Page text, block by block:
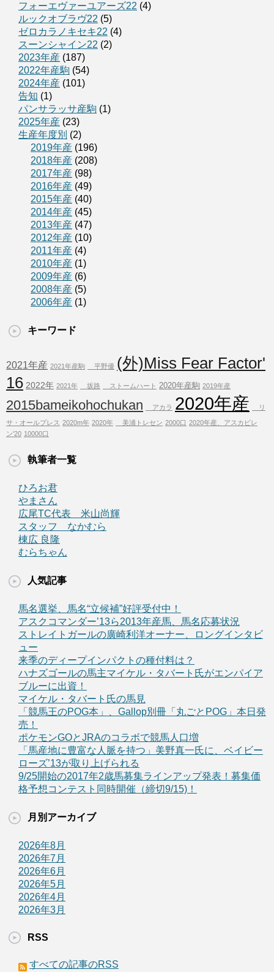
フォーエヴァーユアーズ22 (4)
ルックオブラヴ22 (5)
ゼロカラノキセキ22 (4)
スーンシャイン22 (2)
2023年産 (187)
2022年産駒 (54)
2024年産 (101)
告知 (1)
パンサラッサ産駒 (1)
2025年産 (23)
生産年度別 (2)
2019年産 (196)
2018年産 (208)
2017年産 (98)
2016年産 (49)
2015年産 (40)
2014年産 (45)
2013年産 (47)
2012年産 (10)
2011年産 (4)
2010年産 (1)
2009年産 (6)
2008年産 (5)
2006年産 (1)
キーワード
2021年産 2021年産駒 平野優 (外)Miss Fear Factor'
16 2022年 2021年 坂路 ストームハート 2020年産駒 2019年産
2015bameikohochukan アカラ 2020年産 リ
サ・オールプレス 2020m年 2020年 美浦トレセン 2000口 2020年産、アスカビレ
ン'20 10000口
執筆者一覧
ひろお君
やまさん
広尾TC代表 米山尚輝
スタッフ なかむら
棟広 良隆
むらちゃん
人気記事
馬名選挙、馬名“立候補”好評受付中！
アスクコマンダー’13ら2013年産馬、馬名応募状況
ストレイトガールの廣崎利洋オーナー、ロングインタビ
ュー
来季のディープインパクトの種付料は？
ハナズゴールの馬主マイケル・タバート氏がエンパイア
ブルーに出資！
マイケル・タバート氏の馬見
「競馬王のPOG本」、Gallop別冊「丸ごとPOG」本日発
売！
ポケモンGOとJRAのコラボで競馬人口増
「馬産地に豊富な人脈を持つ」美野真一氏に、ベイビー
ローズ’13が取り上げられる
9/25開始の2017年2歳馬募集ラインアップ発表！募集価
格予想コンテスト同時開催（締切9/15)！
月別アーカイブ
2026年8月
2026年7月
2026年6月
2026年5月
2026年4月
2026年3月
RSS
すべての記事のRSS